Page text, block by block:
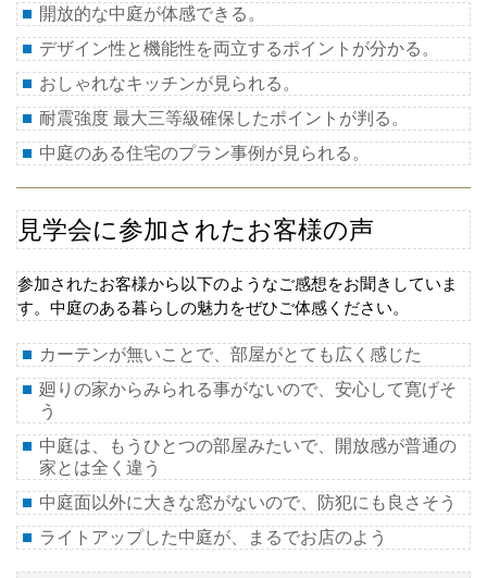
開放的な中庭が体感できる。
デザイン性と機能性を両立するポイントが分かる。
おしゃれなキッチンが見られる。
耐震強度 最大三等級確保したポイントが判る。
中庭のある住宅のプラン事例が見られる。
見学会に参加されたお客様の声
参加されたお客様から以下のようなご感想をお聞きしていま
す。中庭のある暮らしの魅力をぜひご体感ください。
カーテンが無いことで、部屋がとても広く感じた
廻りの家からみられる事がないので、安心して寛げそ
う
中庭は、もうひとつの部屋みたいで、開放感が普通の
家とは全く違う
中庭面以外に大きな窓がないので、防犯にも良さそう
ライトアップした中庭が、まるでお店のよう